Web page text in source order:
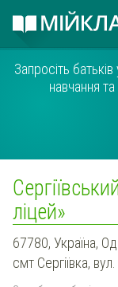
Запросіть
навчання
ліцей»
67780, Україна,
смт Сергіївка,